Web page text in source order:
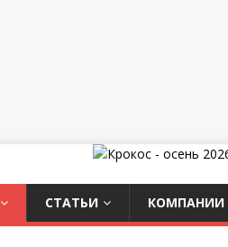
СТАТЬИ КОМПАНИИ